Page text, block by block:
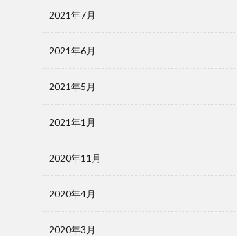
2021年7月
2021年6月
2021年5月
2021年1月
2020年11月
2020年4月
2020年3月